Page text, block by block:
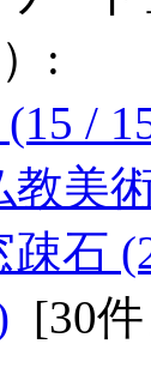
:
/
教美
疎石
[30